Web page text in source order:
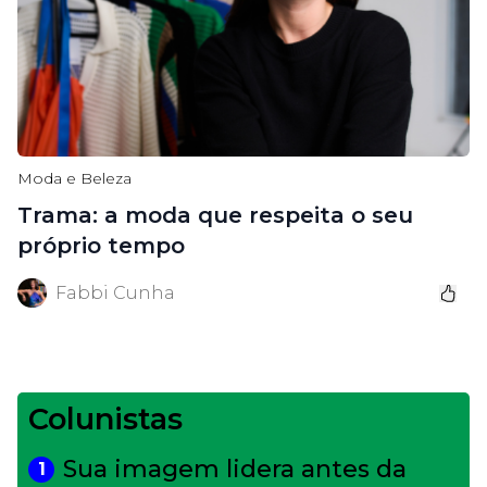
Moda e Beleza
Trama: a moda que respeita o seu
próprio tempo
Fabbi Cunha
Colunistas
1
Sua imagem lidera antes da